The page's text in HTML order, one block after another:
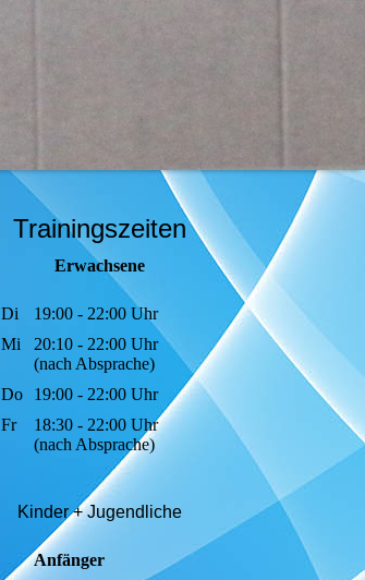
Trainingszeiten
Erwachsene
Di
19:00 - 22:00 Uhr
Mi
20:10 - 22:00 Uhr
(nach Absprache)
Do
19:00 - 22:00 Uhr
Fr
18:30 - 22:00 Uhr
(nach Absprache)
Kinder + Jugendliche
Anfänger